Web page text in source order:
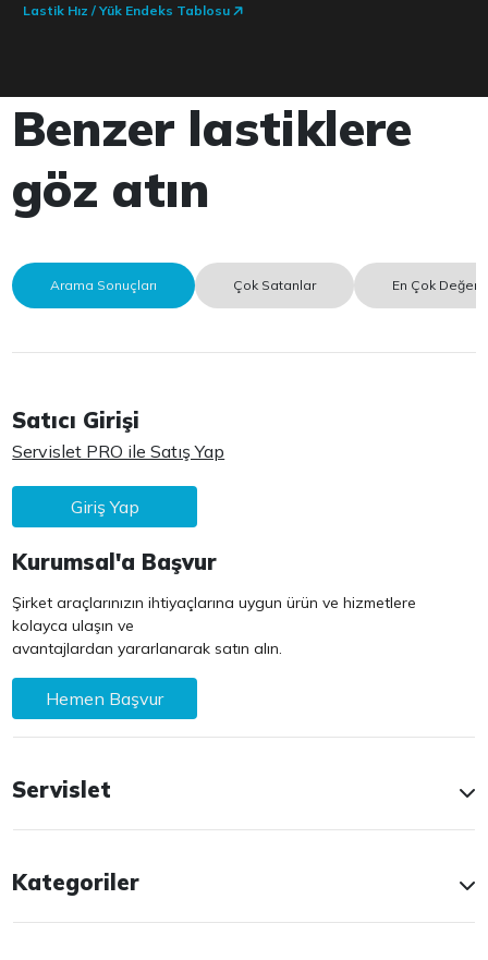
Lastik Hız / Yük Endeks Tablosu
Benzer lastiklere
göz atın
Arama Sonuçları Çok Satanlar En Çok
Satıcı Girişi
Servislet PRO ile Satış Yap
Giriş Yap
Kurumsal'a Başvur
Şirket araçlarınızın ihtiyaçlarına uygun ürün ve hizmetlere
kolayca ulaşın ve
avantajlardan yararlanarak satın alın.
Hemen Başvur
Servislet
Kategoriler